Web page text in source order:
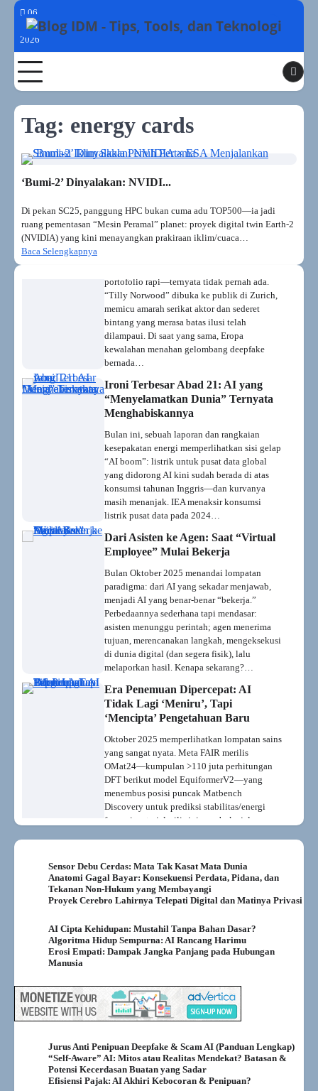
Skip
content
06
Agustus
2026
Toggle
Tag: energy cards
‘Bumi-2’ Dinyalakan: NVIDI...
Di pekan SC25, panggung HPC bukan cuma adu TOP500—ia jadi
ruang pementasan “Mesin Peramal” planet: proyek digital twin Earth-2
(NVIDIA) yang kini menayangkan prakiraan iklim/cuaca…
Baca Selengkapnya
Era Penemuan Dipercepat: AI
Tidak Lagi ‘Meniru’, Tapi
Oktober 2025 memperlihatkan lompatan sains
OMat24—kumpulan >110 juta perhitungan
DFT berikut model EquiformerV2—yang
Discovery untuk prediksi stabilitas/energi
skrining kandidat superkonduktor, material
Krisis Identitas Hollywood: Aktris
AI Tilly Norwood & Senjata
Deepfake Rasis
portofolio rapi—ternyata tidak pernah ada.
“Tilly Norwood” dibuka ke publik di Zurich,
memicu amarah serikat aktor dan sederet
bintang yang merasa batas ilusi telah
dilampaui. Di saat yang sama, Eropa
kewalahan menahan gelombang deepfake
bernada…
Ironi Terbesar Abad 21: AI yang
“Menyelamatkan Dunia” Ternyata
Menghabiskannya
Bulan ini, sebuah laporan dan rangkaian
kesepakatan energi memperlihatkan sisi gelap
“AI boom”: listrik untuk pusat data global
yang didorong AI kini sudah berada di atas
konsumsi tahunan Inggris—dan kurvanya
masih menanjak. IEA menaksir konsumsi
listrik pusat data pada 2024…
Dari Asisten ke Agen: Saat “Virtual
Employee” Mulai Bekerja
Bulan Oktober 2025 menandai lompatan
paradigma: dari AI yang sekadar menjawab,
menjadi AI yang benar-benar “bekerja.”
Perbedaannya sederhana tapi mendasar:
asisten menunggu perintah; agen menerima
tujuan, merencanakan langkah, mengeksekusi
di dunia digital (dan segera fisik), lalu
melaporkan hasil. Kenapa sekarang?…
Era Penemuan Dipercepat: AI
Tidak Lagi ‘Meniru’, Tapi
‘Mencipta’ Pengetahuan Baru
Oktober 2025 memperlihatkan lompatan sains
yang sangat nyata. Meta FAIR merilis
OMat24—kumpulan >110 juta perhitungan
DFT berikut model EquiformerV2—yang
menembus posisi puncak Matbench
Discovery untuk prediksi stabilitas/energi
formasi material; rilis ini membuka jalan
Krisis Identitas Hollywood: Aktris
AI Tilly Norwood & Senjata
Deepfake Rasis
portofolio rapi—ternyata tidak pernah ada.
“Tilly Norwood” dibuka ke publik di Zurich,
memicu amarah serikat aktor dan sederet
dilampaui. Di saat yang sama, Eropa
kewalahan menahan gelombang deepfake
bernada…
“Menyelamatkan Dunia” Ternyata
Menghabiskannya
Bulan ini, sebuah laporan dan rangkaian
Sensor Debu Cerdas: Mata Tak Kasat Mata Dunia
Anatomi Gagal Bayar: Konsekuensi Perdata, Pidana, dan
Tekanan Non-Hukum yang Membayangi
Proyek Cerebro Lahirnya Telepati Digital dan Matinya Privasi
AI Cipta Kehidupan: Mustahil Tanpa Bahan Dasar?
Algoritma Hidup Sempurna: AI Rancang Harimu
Erosi Empati: Dampak Jangka Panjang pada Hubungan
Manusia
Jurus Anti Penipuan Deepfake & Scam AI (Panduan Lengkap)
“Self-Aware” AI: Mitos atau Realitas Mendekat? Batasan &
Potensi Kecerdasan Buatan yang Sadar
Efisiensi Pajak: AI Akhiri Kebocoran & Penipuan?